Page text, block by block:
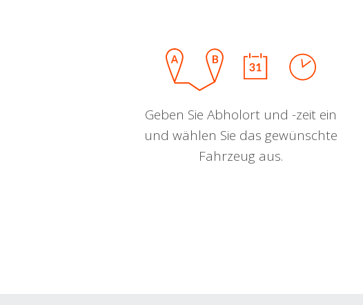
Geben Sie Abholort und -zeit ein
und wählen Sie das gewünschte
Fahrzeug aus.